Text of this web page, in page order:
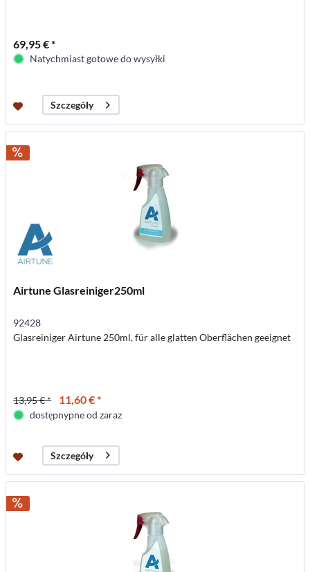
69,95 € *
Natychmiast gotowe do wysyłki
Szczegóły
Airtune Glasreiniger250ml
92428
Glasreiniger Airtune 250ml, für alle glatten Oberflächen geeignet
13,95 € * 11,60 € *
dostępnypne od zaraz
Szczegóły